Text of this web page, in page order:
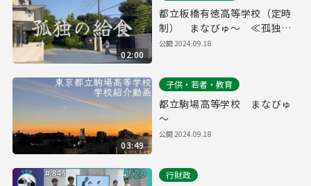
02:00
都立板橋有徳高等学校（定時
制） まなびゅ～ ≪孤独の
給食≫
公開2024.09.18
03:49
子供・若者・教育
都立駒場高等学校 まなびゅ
～
公開2024.09.18
行財政